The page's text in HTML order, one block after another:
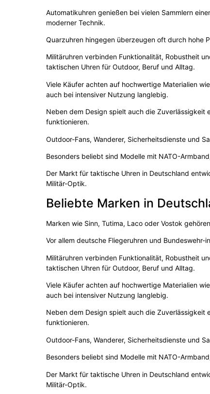
Automatikuhren genießen bei vielen Sammlern
moderner Technik.
Quarzuhren hingegen überzeugen oft durch hohe
Militäruhren verbinden Funktionalität, Robustheit
taktischen Uhren für Outdoor, Beruf und Alltag.
Viele Käufer achten auf hochwertige Materialien
auch bei intensiver Nutzung langlebig.
Neben dem Design spielt auch die Zuverlässigkeit
funktionieren.
Outdoor-Fans, Wanderer, Sicherheitsdienste und
Besonders beliebt sind Modelle mit NATO-
Der Markt für taktische Uhren in Deutschland
Militär-Optik.
Beliebte Marken in
Marken wie Sinn, Tutima, Laco oder Vostok
Vor allem deutsche Fliegeruhren und
Militäruhren verbinden Funktionalität, Robustheit
taktischen Uhren für Outdoor, Beruf und Alltag.
Viele Käufer achten auf hochwertige Materialien
auch bei intensiver Nutzung langlebig.
Neben dem Design spielt auch die Zuverlässigkeit
funktionieren.
Outdoor-Fans, Wanderer, Sicherheitsdienste und
Besonders beliebt sind Modelle mit NATO-
Der Markt für taktische Uhren in Deutschland
Militär-Optik.